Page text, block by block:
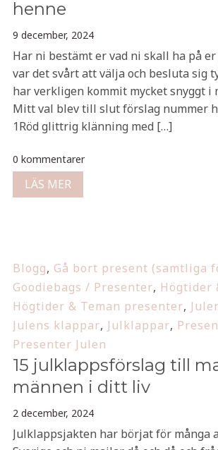
henne
9 december, 2024
Har ni bestämt er vad ni skall ha på
var det svårt att välja och besluta sig
har verkligen kommit mycket snyggt i
Mitt val blev till slut förslag nummer
1Röd glittrig klänning med […]
0 kommentarer
LÄS MER
Blogg, Gå bort present (samtliga
Goodiebags / Presenter, Högtider
Högtider & Teman presenter,
Julens klappar, Julklappar,
Presenter Julen
15 julklappsförslag till
männen i ditt liv
2 december, 2024
Julklappsjakten har börjat för många